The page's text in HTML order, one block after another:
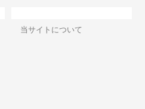
当サイトについて